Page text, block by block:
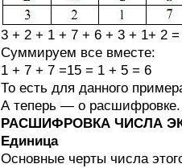
3 + 2 + 1 + 7 + 6 + 3 + 1+ 2
Суммируем все вместе:
1 + 7 + 7 =15 = 1 + 5 = 6
То есть для данного
А теперь — о расшифровке.
РАСШИФРОВКА ЧИСЛА
Единица
Основные черты числа